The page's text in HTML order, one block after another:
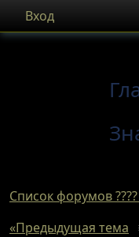
Вход
Список форумов ????
«Предыдущая тема